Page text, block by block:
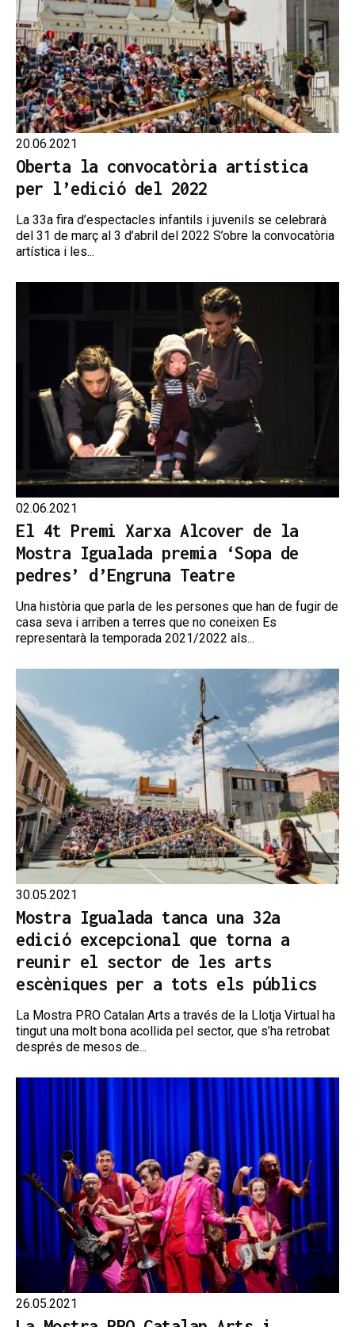
20.06.2021
Oberta la convocatòria artística
per l’edició del 2022
La 33a fira d’espectacles infantils i juvenils se celebrarà
del 31 de març al 3 d’abril del 2022 S’obre la convocatòria
artística i les...
02.06.2021
El 4t Premi Xarxa Alcover de la
Mostra Igualada premia ‘Sopa de
pedres’ d’Engruna Teatre
Una història que parla de les persones que han de fugir de
casa seva i arriben a terres que no coneixen Es
representarà la temporada 2021/2022 als...
30.05.2021
Mostra Igualada tanca una 32a
edició excepcional que torna a
reunir el sector de les arts
escèniques per a tots els públics
La Mostra PRO Catalan Arts a través de la Llotja Virtual ha
tingut una molt bona acollida pel sector, que s’ha retrobat
després de mesos de...
26.05.2021